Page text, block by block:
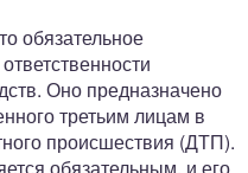
обязательное
Оно предназначено
третьим лицам в
происшествия (ДТП).